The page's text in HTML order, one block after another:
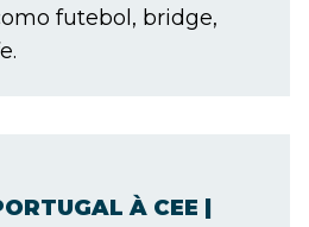
futebol, bridge,
À CEE |